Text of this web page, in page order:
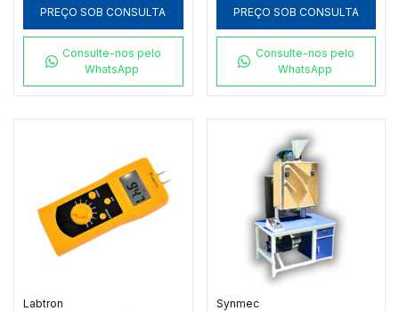
Grandes Portes
PREÇO SOB CONSULTA
Consulte-nos pelo
WhatsApp
PREÇO SOB CONSULTA
Consulte-nos pelo
WhatsApp
Labtron Synmec